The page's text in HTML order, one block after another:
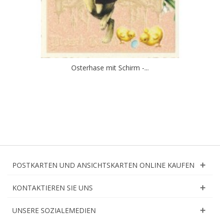
Osterhase mit Schirm -...
POSTKARTEN UND ANSICHTSKARTEN ONLINE KAUFEN
KONTAKTIEREN SIE UNS
UNSERE SOZIALEMEDIEN